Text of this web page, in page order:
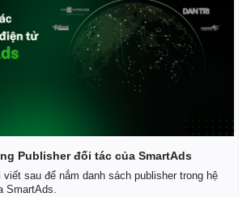
Publisher đối tác của SmartAds
sau để nắm danh sách publisher trong hệ
SmartAds.